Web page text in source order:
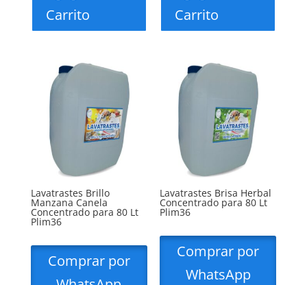
Carrito
Carrito
Lavatrastes Brillo
Manzana Canela
Concentrado para 80 Lt
Plim36
Comprar por
Lavatrastes Brisa Herbal
Concentrado para 80 Lt
Plim36
Comprar por
WhatsApp